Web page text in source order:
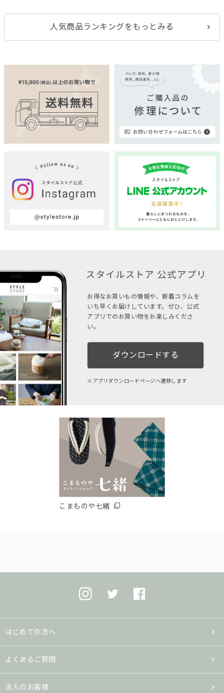
人気商品ランキングをもっとみる
お得なお買いもの情報や、新着コラムを
いち早くお届けしています。ぜひ、公式
アプリでのお買い物をお楽しみくださ
い。
ダウンロードする
アプリダウンロードページへ遷移します
こまものや七緒
はじめての方へ
よくあるご質問
法人のお客様